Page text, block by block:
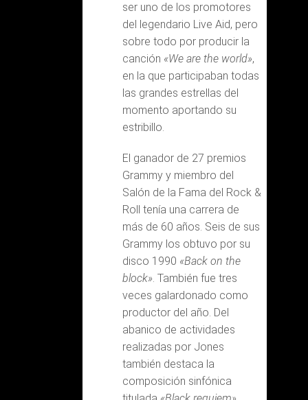
ser uno de los promotores
del legendario Live Aid, pero
sobre todo por producir la
canción «We are the world»,
en la que participaban todas
las grandes estrellas del
momento aportando su
estribillo.
El ganador de 27 premios
Grammy y miembro del
Salón de la Fama del Rock &
Roll tenía una carrera de
más de 60 años. Seis de sus
Grammy los obtuvo por su
disco 1990 «Back on the
block». También fue tres
veces galardonado como
productor del año. Del
abanico de actividades
realizadas por Jones
también destaca la
composición sinfónica